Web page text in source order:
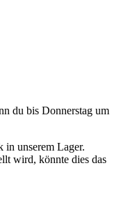
du bis Donnerstag um
in unserem Lager.
wird, könnte dies das